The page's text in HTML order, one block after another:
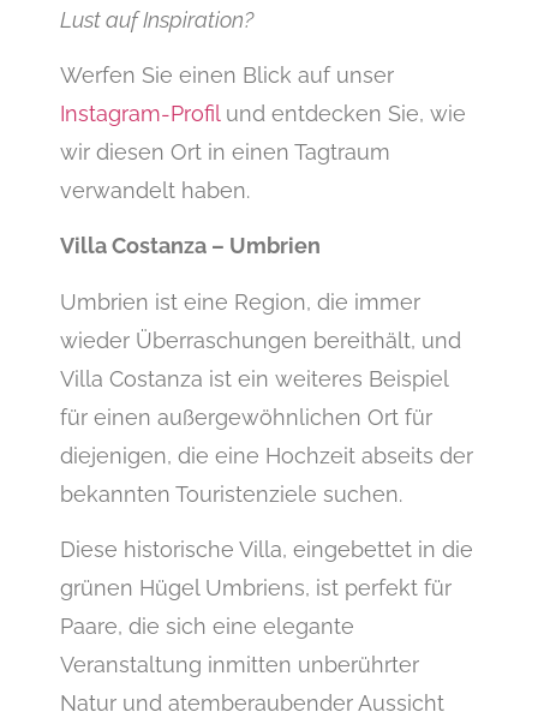
Lust auf Inspiration?
Werfen Sie einen Blick auf unser
Instagram-Profilund entdecken Sie, wie
wir diesen Ort in einen Tagtraum
verwandelt haben.
Villa Costanza – Umbrien
Umbrien ist eine Region, die immer
wieder Überraschungen bereithält, und
Villa Costanza ist ein weiteres Beispiel
für einen außergewöhnlichen Ort für
diejenigen, die eine Hochzeit abseits der
bekannten Touristenziele suchen.
Diese historische Villa, eingebettet in die
grünen Hügel Umbriens, ist perfekt für
Paare, die sich eine elegante
Veranstaltung inmitten unberührter
Natur und atemberaubender Aussicht